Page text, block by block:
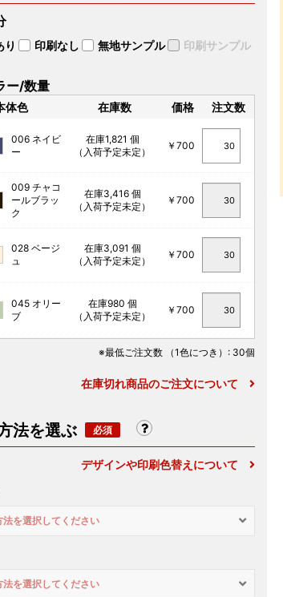
り 印刷なし 無地サンプル 印刷サンプル
ー/数量
体色 在庫数 価格 注文数
006 ネイビ
ー
在庫1,821 個
（入荷予定未定）
￥700
009 チャコ
ールブラッ
ク
在庫3,416 個
（入荷予定未定）
￥700
028 ベージ
ュ
在庫3,091 個
（入荷予定未定）
￥700
045 オリー
ブ
在庫980 個
（入荷予定未定）
￥700
※最低ご注文数 （1色につき） : 30個
在庫切れ商品のご注文について
法を選ぶ
デザインや印刷色替えについて
を選択してください
を選択してください